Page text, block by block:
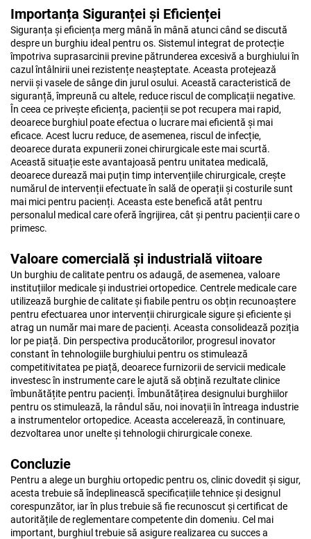
Importanța Siguranței și Eficienței
Siguranța și eficiența merg mână în mână atunci când se discută
despre un burghiu ideal pentru os. Sistemul integrat de protecție
împotriva suprasarcinii previne pătrunderea excesivă a burghiului în
cazul întâlnirii unei rezistențe neașteptate. Aceasta protejează
nervii și vasele de sânge din jurul osului. Această caracteristică de
siguranță, împreună cu altele, reduce riscul de complicații negative.
În ceea ce privește eficiența, pacienții se pot recupera mai rapid,
deoarece burghiul poate efectua o lucrare mai eficientă și mai
eficace. Acest lucru reduce, de asemenea, riscul de infecție,
deoarece durata expunerii zonei chirurgicale este mai scurtă.
Această situație este avantajoasă pentru unitatea medicală,
deoarece durează mai puțin timp intervențiile chirurgicale, crește
numărul de intervenții efectuate în sală de operații și costurile sunt
mai mici pentru pacienți. Aceasta este benefică atât pentru
personalul medical care oferă îngrijirea, cât și pentru pacienții care o
primesc.
Valoare comercială și industrială viitoare
Un burghiu de calitate pentru os adaugă, de asemenea, valoare
instituțiilor medicale și industriei ortopedice. Centrele medicale care
utilizează burghie de calitate și fiabile pentru os obțin recunoaștere
pentru efectuarea unor intervenții chirurgicale sigure și eficiente și
atrag un număr mai mare de pacienți. Aceasta consolidează poziția
lor pe piață. Din perspectiva producătorilor, progresul inovator
constant în tehnologiile burghiului pentru os stimulează
competitivitatea pe piață, deoarece furnizorii de servicii medicale
investesc în instrumente care le ajută să obțină rezultate clinice
îmbunătățite pentru pacienți. Îmbunătățirea designului burghiilor
pentru os stimulează, la rândul său, noi inovații în întreaga industrie
a instrumentelor ortopedice. Aceasta accelerează, în continuare,
dezvoltarea unor unelte și tehnologii chirurgicale conexe.
Concluzie
Pentru a alege un burghiu ortopedic pentru os, clinic dovedit și sigur,
acesta trebuie să îndeplinească specificațiile tehnice și designul
corespunzător, iar în plus trebuie să fie recunoscut și certificat de
autoritățile de reglementare competente din domeniu. Cel mai
important, burghiul trebuie să asigure realizarea cu succes a